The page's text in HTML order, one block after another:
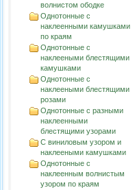
волнистом ободке
Однотонные с
наклеенными камушками
по краям
Однотонные с
наклееными блестящими
камушками
Однотонные с
наклееными блестящими
розами
Однотонные с разными
наклеенными
блестящими узорами
С виниловым узором и
наклееными камушками
Однотонные с
наклеенным волнистым
узорoм по краям